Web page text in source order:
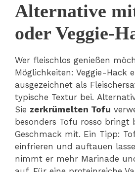
Alternative
oder Veggie-
Wer fleischlos genießen
Möglichkeiten: Veggie-Hack
ausgezeichnet als
typische Textur bei.
Sie zerkrümelten Tofu
besonders Tofu rosso bringt
Geschmack mit. Ein Tipp:
einfrieren und auftauen
nimmt er mehr Marinade